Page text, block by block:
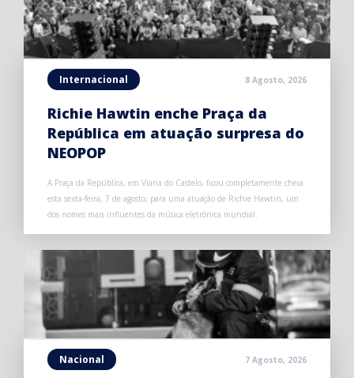
Internacional 8 Agosto, 2026
Richie Hawtin enche Praça da
República em atuação surpresa do
NEOPOP
A Praça da República, em Viana do Castelo, ficou completamente cheia
esta sexta-feira, 7 de agosto, para uma atuação de Richie Hawtin, um
dos nomes mais influentes da música eletrónica mundial.
Nacional 7 Agosto, 2026